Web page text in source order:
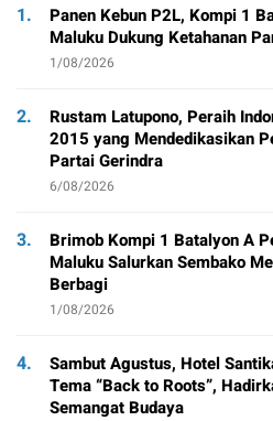
1.
Panen Kebun P2L, Kompi 1
Maluku Dukung Ketahanan
1/08/2026
2.
Rustam Latupono, Peraih
2015 yang Mendedikasikan
Partai Gerindra
6/08/2026
3.
Brimob Kompi 1 Batalyon A
Maluku Salurkan Sembako
Berbagi
1/08/2026
4.
Sambut Agustus, Hotel
Tema “Back to Roots”,
Semangat Budaya